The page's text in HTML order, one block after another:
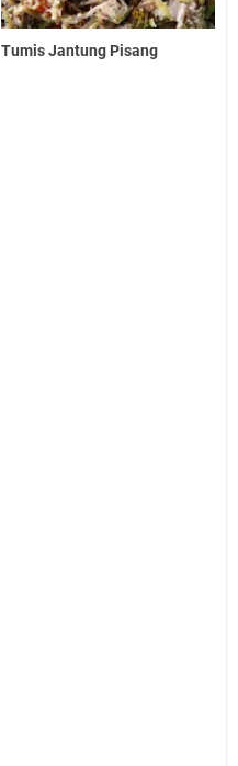
Tumis Jantung Pisang